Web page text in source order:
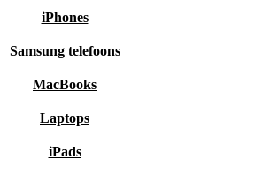
iPhones
Samsung telefoons
MacBooks
Laptops
iPads